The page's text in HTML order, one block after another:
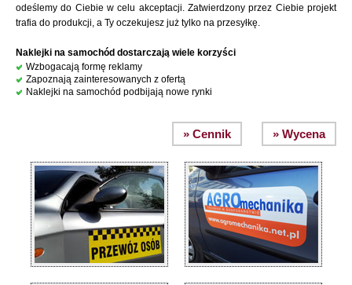
odeślemy do Ciebie w celu akceptacji. Zatwierdzony przez Ciebie projekt
trafia do produkcji, a Ty oczekujesz już tylko na przesyłkę.
Naklejki na samochód dostarczają wiele korzyści
Wzbogacają formę reklamy
Zapoznają zainteresowanych z ofertą
Naklejki na samochód podbijają nowe rynki
» Wycena
» Cennik